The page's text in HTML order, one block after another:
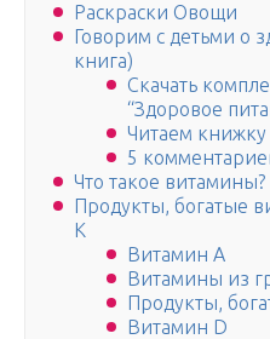
Раскраски Овощи
Говорим с детьми о
книга)
Скачать
“Здоровое
Читаем
5
Что такое витамины?
Продукты, богатые
К
Витамин А
Витамины из
Продукты,
Витамин D